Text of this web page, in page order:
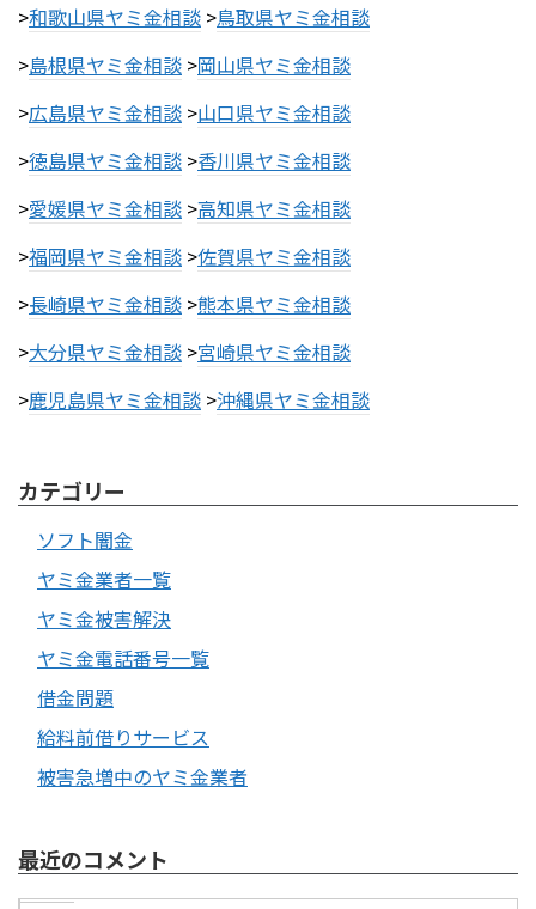
>和歌山県ヤミ金相談 >鳥取県ヤミ金相談
>島根県ヤミ金相談 >岡山県ヤミ金相談
>広島県ヤミ金相談 >山口県ヤミ金相談
>徳島県ヤミ金相談 >香川県ヤミ金相談
>愛媛県ヤミ金相談 >高知県ヤミ金相談
>福岡県ヤミ金相談 >佐賀県ヤミ金相談
>長崎県ヤミ金相談 >熊本県ヤミ金相談
>大分県ヤミ金相談 >宮崎県ヤミ金相談
>鹿児島県ヤミ金相談 >沖縄県ヤミ金相談
カテゴリー
ソフト闇金
ヤミ金業者一覧
ヤミ金被害解決
ヤミ金電話番号一覧
借金問題
給料前借りサービス
被害急増中のヤミ金業者
最近のコメント